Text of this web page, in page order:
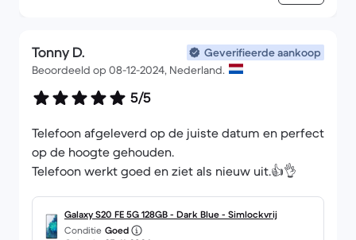
Tonny D.
Geverifieerde aankoop
Beoordeeld op 08-12-2024, Nederland.
5/5
Telefoon afgeleverd op de juiste datum en perfect
op de hoogte gehouden.
Telefoon werkt goed en ziet als nieuw uit.👍👌
Galaxy S20 FE 5G 128GB - Dark Blue - Simlockvrij
Conditie Goed